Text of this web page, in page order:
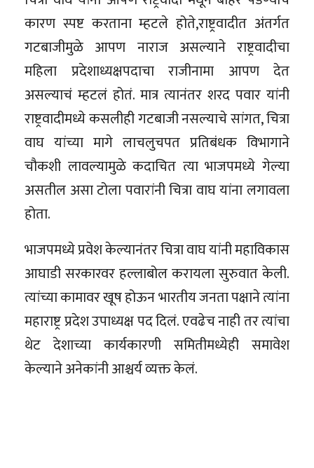
कारण स्पष्ट करताना म्हटले होते,राष्ट्रवादीत अंतर्गत
गटबाजीमुळे आपण नाराज असल्याने राष्ट्रवादीचा
महिला प्रदेशाध्यक्षपदाचा राजीनामा आपण देत
असल्याचं म्हटलं होतं. मात्र त्यानंतर शरद पवार यांनी
राष्ट्रवादीमध्ये कसलीही गटबाजी नसल्याचे सांगत, चित्रा
वाघ यांच्या मागे लाचलुचपत प्रतिबंधक विभागाने
चौकशी लावल्यामुळे कदाचित त्या भाजपमध्ये गेल्या
असतील असा टोला पवारांनी चित्रा वाघ यांना लगावला
होता.
भाजपमध्ये प्रवेश केल्यानंतर चित्रा वाघ यांनी महाविकास
आघाडी सरकारवर हल्लाबोल करायला सुरुवात केली.
त्यांच्या कामावर खूष होऊन भारतीय जनता पक्षाने त्यांना
महाराष्ट्र प्रदेश उपाध्यक्ष पद दिलं. एवढेच नाही तर त्यांचा
थेट देशाच्या कार्यकारणी समितीमध्येही समावेश
केल्याने अनेकांनी आश्चर्य व्यक्त केलं.